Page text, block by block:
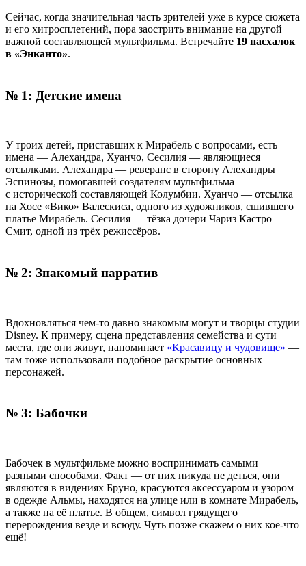
Сейчас, когда значительная часть зрителей уже в курсе сюжета
и его хитросплетений, пора заострить внимание на другой
важной составляющей мультфильма. Встречайте 19 пасхалок
в «Энканто».
№ 1: Детские имена
У троих детей, приставших к Мирабель с вопросами, есть
имена — Алехандра, Хуанчо, Сесилия — являющиеся
отсылками. Алехандра — реверанс в сторону Алехандры
Эспинозы, помогавшей создателям мультфильма
с исторической составляющей Колумбии. Хуанчо — отсылка
на Хосе «Вико» Валескиса, одного из художников, сшившего
платье Мирабель. Сесилия — тёзка дочери Чариз Кастро
Смит, одной из трёх режиссёров.
№ 2: Знакомый нарратив
Вдохновляться чем-то давно знакомым могут и творцы студии
Disney. К примеру, сцена представления семейства и сути
места, где они живут, напоминает «Красавицу и чудовище» —
там тоже использовали подобное раскрытие основных
персонажей.
№ 3: Бабочки
Бабочек в мультфильме можно воспринимать самыми
разными способами. Факт — от них никуда не деться, они
являются в видениях Бруно, красуются аксессуаром и узором
в одежде Альмы, находятся на улице или в комнате Мирабель,
а также на её платье. В общем, символ грядущего
перерождения везде и всюду. Чуть позже скажем о них кое-что
ещё!